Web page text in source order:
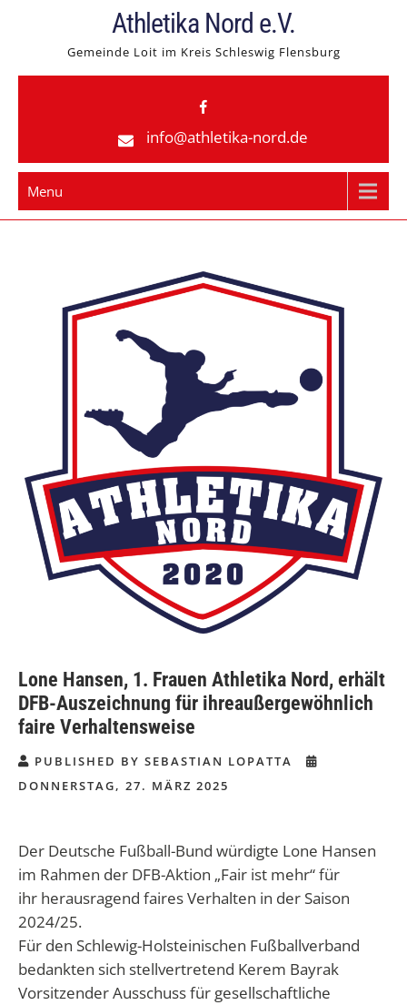
Athletika Nord e.V.
Gemeinde Loit im Kreis Schleswig Flensburg
info@athletika-nord.de
Menu
Lone Hansen, 1. Frauen Athletika Nord, erhält
DFB-Auszeichnung für ihreaußergewöhnlich
faire Verhaltensweise
PUBLISHED BY SEBASTIAN LOPATTA
DONNERSTAG, 27. MÄRZ 2025
Der Deutsche Fußball-Bund würdigte Lone Hansen
im Rahmen der DFB-Aktion „Fair ist mehr“ für
ihr herausragend faires Verhalten in der Saison
2024/25.
Für den Schlewig-Holsteinischen Fußballverband
bedankten sich stellvertretend Kerem Bayrak
Vorsitzender Ausschuss für gesellschaftliche